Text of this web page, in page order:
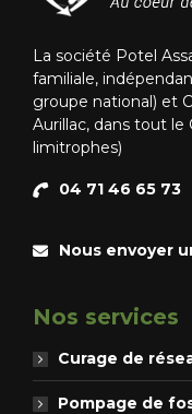
La société Potel
familiale,
groupe national) et
Aurillac, dans tout
limitrophes)
04 71 46 65 73
Nous envoyer
Nos services
Curage de
Pompage de